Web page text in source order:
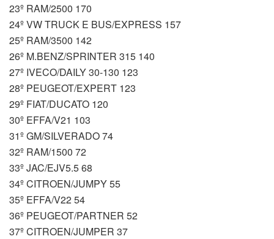
23º RAM/2500 170
24º VW TRUCK E BUS/EXPRESS 157
25º RAM/3500 142
26º M.BENZ/SPRINTER 315 140
27º IVECO/DAILY 30-130 123
28º PEUGEOT/EXPERT 123
29º FIAT/DUCATO 120
30º EFFA/V21 103
31º GM/SILVERADO 74
32º RAM/1500 72
33º JAC/EJV5.5 68
34º CITROEN/JUMPY 55
35º EFFA/V22 54
36º PEUGEOT/PARTNER 52
37º CITROEN/JUMPER 37